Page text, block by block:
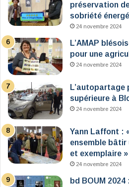
préservation
sobriété
24 novembre 2024
L’AMAP
pour une
24 novembre 2024
L’autopartage
supérieure à
24 novembre 2024
Yann Laffont :
ensemble
et exemplaire »
24 novembre 2024
bd BOUM